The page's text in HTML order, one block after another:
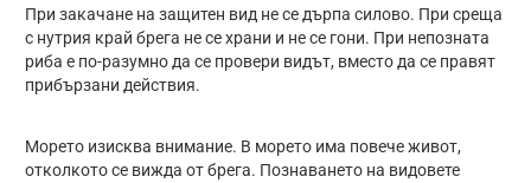
При закачане на защитен вид не се дърпа силово. При среща
с нутрия край брега не се храни и не се гони. При непозната
риба е по-разумно да се провери видът, вместо да се правят
прибързани действия.
Морето изисква внимание. В морето има повече живот,
отколкото се вижда от брега. Познаването на видовете